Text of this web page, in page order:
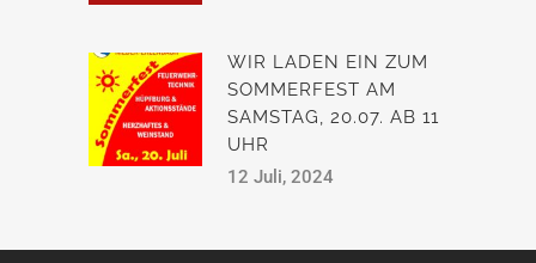
WIR LADEN EIN ZUM
SOMMERFEST AM
SAMSTAG, 20.07. AB 11
UHR
12 Juli, 2024